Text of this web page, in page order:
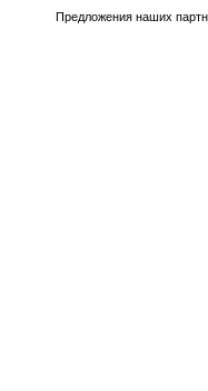
Предложения наших